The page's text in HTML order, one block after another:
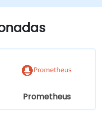
y alertas
de
segura con puntos
existentes.
Prometheus